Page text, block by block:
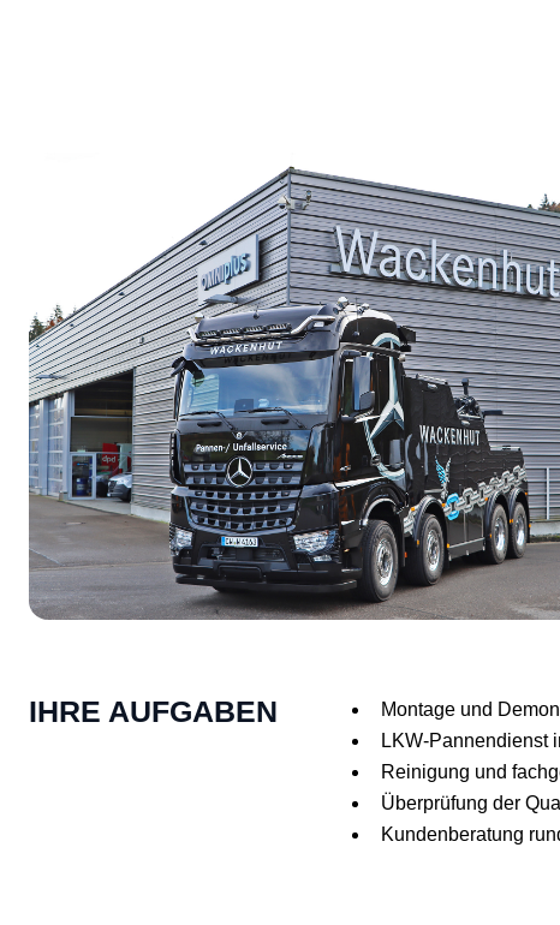
IHRE AUFGABEN
Montage und
LKW-Pannendienst
Reinigung und
Überprüfung der
Kundenberatung